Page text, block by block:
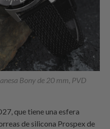
Bony de 20 mm, PVD
que tiene una esfera
de silicona Prospex de